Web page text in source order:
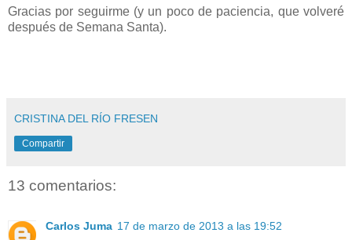
Gracias por seguirme (y un poco de paciencia, que volveré
después de Semana Santa).
CRISTINA DEL RÍO FRESEN
Compartir
13 comentarios:
Carlos Juma 17 de marzo de 2013 a las 19:52